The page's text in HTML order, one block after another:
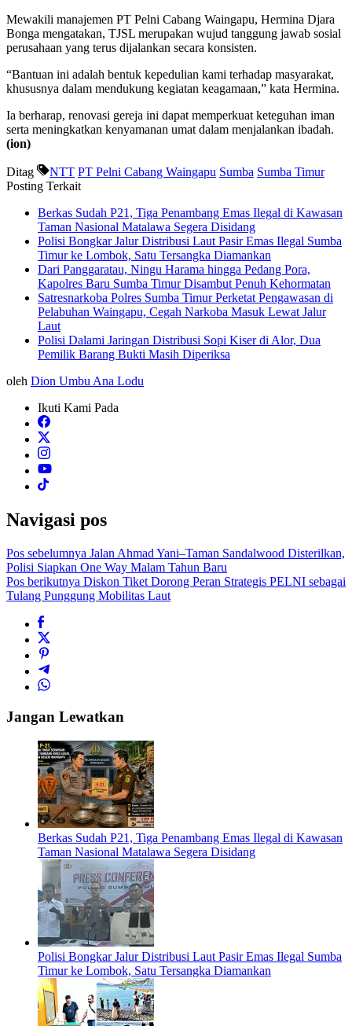
Mewakili manajemen PT Pelni Cabang Waingapu, Hermina Djara
Bonga mengatakan, TJSL merupakan wujud tanggung jawab sosial
perusahaan yang terus dijalankan secara konsisten.
“Bantuan ini adalah bentuk kepedulian kami terhadap masyarakat,
khususnya dalam mendukung kegiatan keagamaan,” kata Hermina.
Ia berharap, renovasi gereja ini dapat memperkuat keteguhan iman
serta meningkatkan kenyamanan umat dalam menjalankan ibadah.
(ion)
Ditag NTT PT Pelni Cabang Waingapu Sumba Sumba Timur
Posting Terkait
Berkas Sudah P21, Tiga Penambang Emas Ilegal di Kawasan
Taman Nasional Matalawa Segera Disidang
Polisi Bongkar Jalur Distribusi Laut Pasir Emas Ilegal Sumba
Timur ke Lombok, Satu Tersangka Diamankan
Dari Panggaratau, Ningu Harama hingga Pedang Pora,
Kapolres Baru Sumba Timur Disambut Penuh Kehormatan
Satresnarkoba Polres Sumba Timur Perketat Pengawasan di
Pelabuhan Waingapu, Cegah Narkoba Masuk Lewat Jalur
Laut
Polisi Dalami Jaringan Distribusi Sopi Kiser di Alor, Dua
Pemilik Barang Bukti Masih Diperiksa
oleh Dion Umbu Ana Lodu
Ikuti Kami Pada
Navigasi pos
Pos sebelumnya Jalan Ahmad Yani–Taman Sandalwood Disterilkan,
Polisi Siapkan One Way Malam Tahun Baru
Pos berikutnya Diskon Tiket Dorong Peran Strategis PELNI sebagai
Tulang Punggung Mobilitas Laut
Jangan Lewatkan
Berkas Sudah P21, Tiga Penambang Emas Ilegal di Kawasan
Taman Nasional Matalawa Segera Disidang
Polisi Bongkar Jalur Distribusi Laut Pasir Emas Ilegal Sumba
Timur ke Lombok, Satu Tersangka Diamankan